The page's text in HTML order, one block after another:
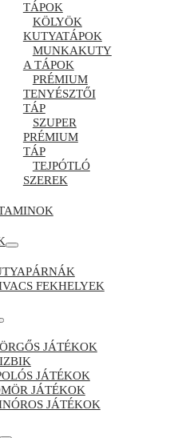
TÁPOK
KÖLYÖK
KUTYATÁPOK
MUNKAKUTY
A TÁPOK
PRÉMIUM
TENYÉSZTŐI
TÁP
SZUPER
PRÉMIUM
TÁP
TEJPÓTLÓ
SZEREK
FEKHELYEK
JÁTÉKOK
JÁTÉKOK
JÁTÉKOK
JÁTÉKOK